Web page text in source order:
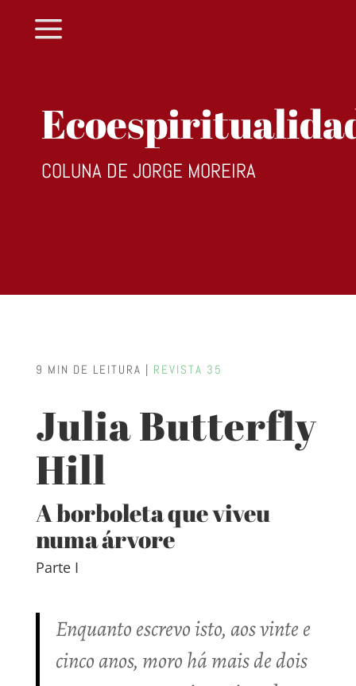
a
COLUNA DE JORGE MOREIRA
9 MIN DE LEITURA | REVISTA 35
Julia Butterfly
Hill
A borboleta que viveu
numa árvore
Parte I
Enquanto escrevo isto, aos vinte e
cinco anos, moro há mais de dois